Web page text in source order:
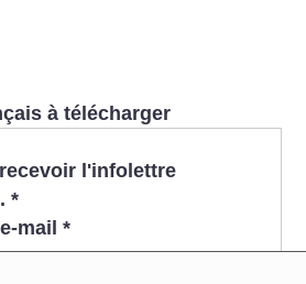
à télécharger
l'infolettre
*
mail *